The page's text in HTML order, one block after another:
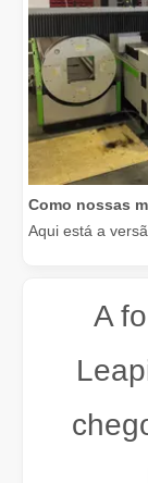
Aqui está a
A